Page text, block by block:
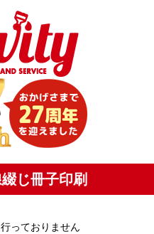
じ冊子印刷
っておりません